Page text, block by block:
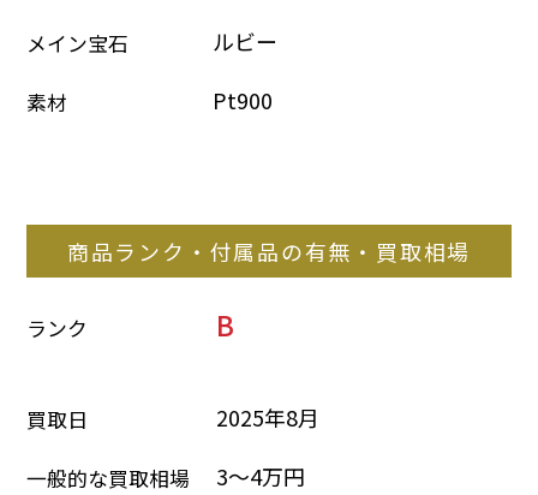
メイン宝石 ルビー
素材 Pt900
商品ランク・付属品の有無・買取相場
ランク B
買取日 2025年8月
一般的な買取相場 3～4万円